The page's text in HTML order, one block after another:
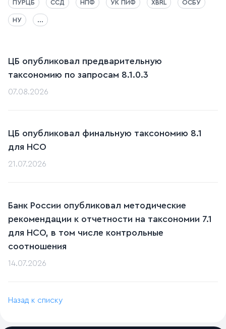
ПУРЦБ ССД НПФ УК ПИФ XBRL ОСБУ
НУ ...
ЦБ опубликовал предварительную
таксономию по запросам 8.1.0.3
07.08.2026
ЦБ опубликовал финальную таксономию 8.1
для НСО
21.07.2026
Банк России опубликовал методические
рекомендации к отчетности на таксономии 7.1
для НСО, в том числе контрольные
соотношения
14.07.2026
Назад к списку